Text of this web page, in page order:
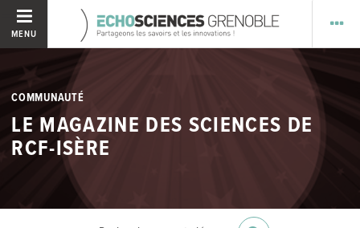
MENU
COMMUNAUTÉ
LE MAGAZINE DES SCIENCES DE
RCF-ISÈRE